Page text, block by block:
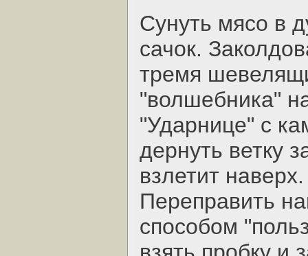
Сунуть мясо в
сачок.
тремя
"волшебника"
"Ударнице" с
дернуть ветку
взлетит
Переправить
способом